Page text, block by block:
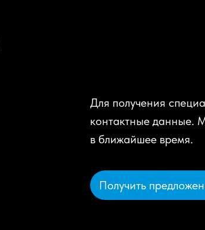
Для получения
контактные данные.
в ближайшее время.
Получить